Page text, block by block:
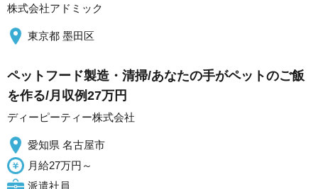
株式会社アドミック
東京都 墨田区
ペットフード製造・清掃/あなたの手がペットのご飯
を作る/月収例27万円
ディーピーティー株式会社
愛知県 名古屋市
月給27万円～
派遣社員